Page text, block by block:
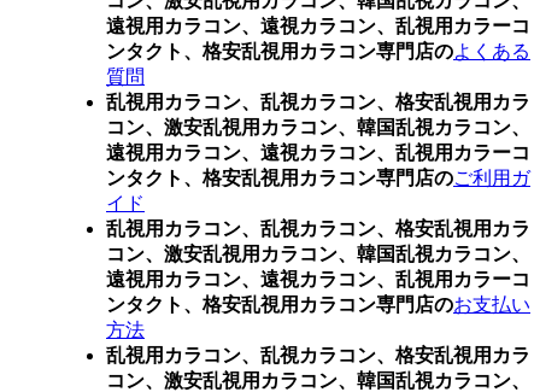
遠視用カラコン、遠視カラコン、乱視用カラーコ
ンタクト、格安乱視用カラコン専門店のよくある
質問
乱視用カラコン、乱視カラコン、格安乱視用カラ
コン、激安乱視用カラコン、韓国乱視カラコン、
遠視用カラコン、遠視カラコン、乱視用カラーコ
ンタクト、格安乱視用カラコン専門店のご利用ガ
イド
乱視用カラコン、乱視カラコン、格安乱視用カラ
コン、激安乱視用カラコン、韓国乱視カラコン、
遠視用カラコン、遠視カラコン、乱視用カラーコ
ンタクト、格安乱視用カラコン専門店のお支払い
方法
乱視用カラコン、乱視カラコン、格安乱視用カラ
コン、激安乱視用カラコン、韓国乱視カラコン、